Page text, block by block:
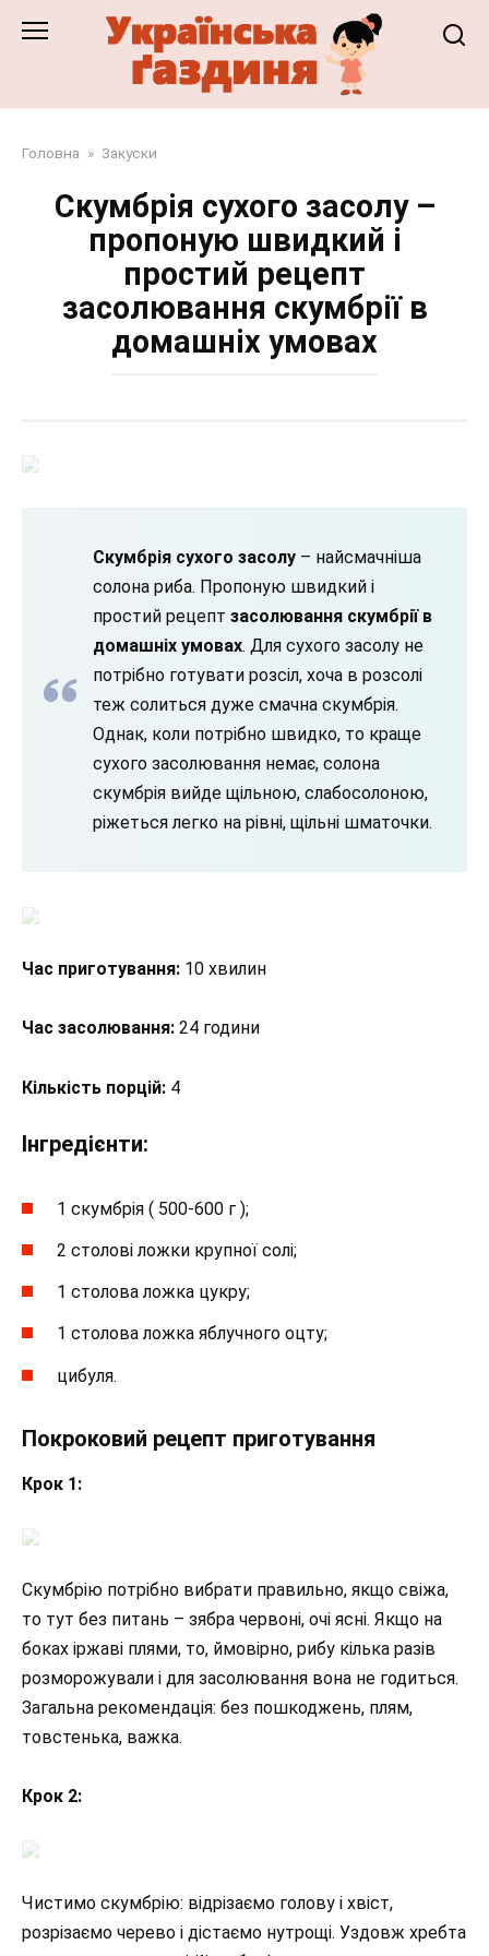
Головна » Закуски
Скумбрія сухого засолу –
пропоную швидкий і
простий рецепт
засолювання скумбрії в
домашніх умовах
Скумбрія сухого засолу – найсмачніша
солона риба. Пропоную швидкий і
простий рецепт засолювання скумбрії в
домашніх умовах. Для сухого засолу не
потрібно готувати розсіл, хоча в розсолі
теж солиться дуже смачна скумбрія.
Однак, коли потрібно швидко, то краще
сухого засолювання немає, солона
скумбрія вийде щільною, слабосолоною,
ріжеться легко на рівні, щільні шматочки.
Час приготування: 10 хвилин
Час засолювання: 24 години
Кількість порцій: 4
Інгредієнти:
1 скумбрія ( 500-600 г );
2 столові ложки крупної солі;
1 столова ложка цукру;
1 столова ложка яблучного оцту;
цибуля.
Покроковий рецепт приготування
Крок 1:
Скумбрію потрібно вибрати правильно, якщо свіжа,
то тут без питань – зябра червоні, очі ясні. Якщо на
боках іржаві плями, то, ймовірно, рибу кілька разів
розморожували і для засолювання вона не годиться.
Загальна рекомендація: без пошкоджень, плям,
товстенька, важка.
Крок 2:
Чистимо скумбрію: відрізаємо голову і хвіст,
розрізаємо черево і дістаємо нутрощі. Уздовж хребта